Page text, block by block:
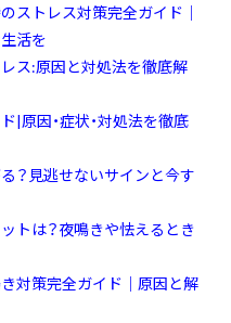
ストレス対策完全ガイド｜
活を
ス:原因と対処法を徹底解
|原因・症状・対処法を徹底
？見逃せないサインと今す
トは？夜鳴きや怯えるとき
対策完全ガイド｜原因と解